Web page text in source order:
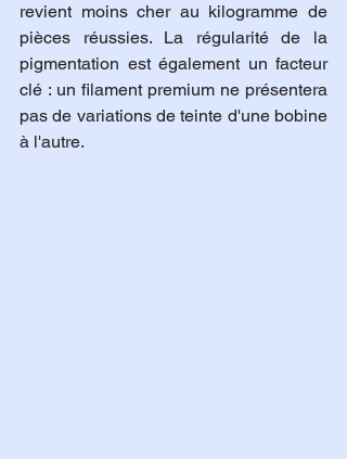
revient moins cher au kilogramme de
pièces réussies. La régularité de la
pigmentation est également un facteur
clé : un filament premium ne présentera
pas de variations de teinte d'une bobine
à l'autre.